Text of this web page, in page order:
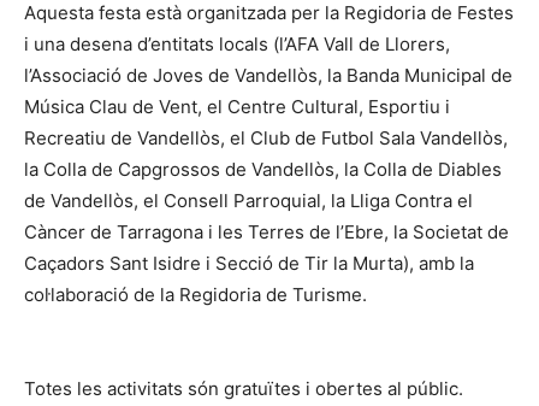
Aquesta festa està organitzada per la Regidoria de Festes
i una desena d’entitats locals (l’AFA Vall de Llorers,
l’Associació de Joves de Vandellòs, la Banda Municipal de
Música Clau de Vent, el Centre Cultural, Esportiu i
Recreatiu de Vandellòs, el Club de Futbol Sala Vandellòs,
la Colla de Capgrossos de Vandellòs, la Colla de Diables
de Vandellòs, el Consell Parroquial, la Lliga Contra el
Càncer de Tarragona i les Terres de l’Ebre, la Societat de
Caçadors Sant Isidre i Secció de Tir la Murta), amb la
col·laboració de la Regidoria de Turisme.
Totes les activitats són gratuïtes i obertes al públic.